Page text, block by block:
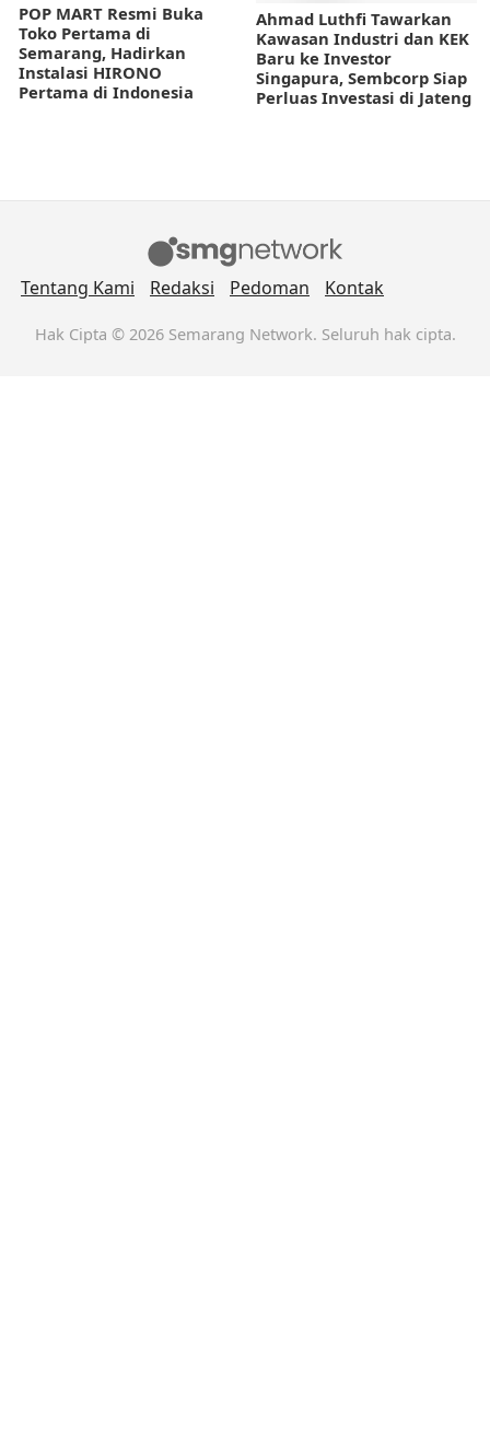
POP MART Resmi Buka
Toko Pertama di
Semarang, Hadirkan
Instalasi HIRONO
Pertama di Indonesia
Ahmad Luthfi Tawarkan
Kawasan Industri dan KEK
Baru ke Investor
Singapura, Sembcorp Siap
Perluas Investasi di Jateng
Tentang Kami Redaksi Pedoman Kontak
Hak Cipta © 2026 Semarang Network. Seluruh hak cipta.